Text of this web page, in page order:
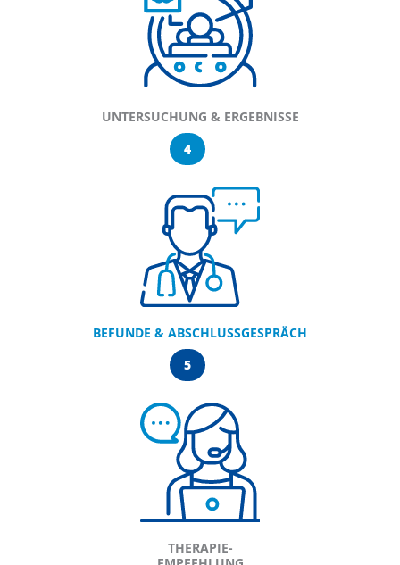
UNTERSUCHUNG & ERGEBNISSE
4
BEFUNDE & ABSCHLUSSGESPRÄCH
5
THERAPIE-